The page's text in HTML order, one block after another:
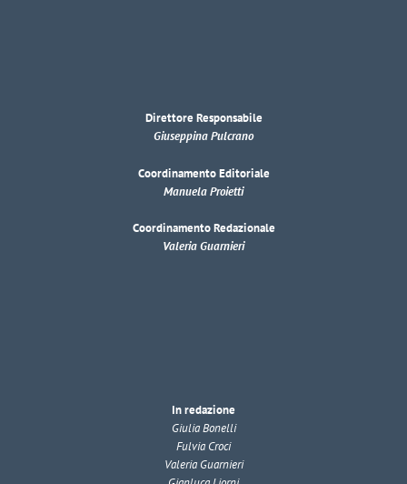
Direttore Responsabile
Giuseppina Pulcrano
Coordinamento Editoriale
Manuela Proietti
Coordinamento Redazionale
Valeria Guarnieri
In redazione
Giulia Bonelli
Fulvia Croci
Valeria Guarnieri